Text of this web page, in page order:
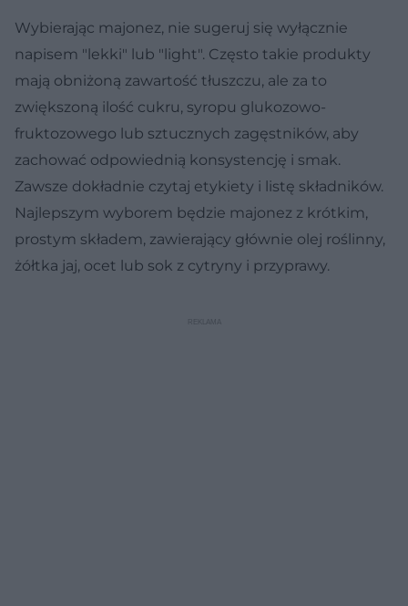
Wybierając majonez, nie sugeruj się wyłącznie
napisem "lekki" lub "light". Często takie produkty
mają obniżoną zawartość tłuszczu, ale za to
zwiększoną ilość cukru, syropu glukozowo-
fruktozowego lub sztucznych zagęstników, aby
zachować odpowiednią konsystencję i smak.
Zawsze dokładnie czytaj etykiety i listę składników.
Najlepszym wyborem będzie majonez z krótkim,
prostym składem, zawierający głównie olej roślinny,
żółtka jaj, ocet lub sok z cytryny i przyprawy.